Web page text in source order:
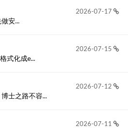
2026-07-17
安...
2026-07-15
式化成e...
2026-07-12
士之路不容...
2026-07-11